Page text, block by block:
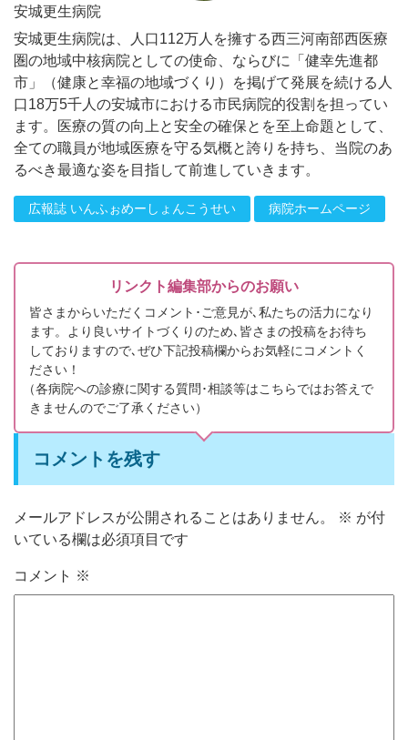
安城更生病院
安城更生病院は、人口112万人を擁する西三河南部西医療
圏の地域中核病院としての使命、ならびに「健幸先進都
市」（健康と幸福の地域づくり）を掲げて発展を続ける人
口18万5千人の安城市における市民病院的役割を担ってい
ます。医療の質の向上と安全の確保とを至上命題として、
全ての職員が地域医療を守る気概と誇りを持ち、当院のあ
るべき最適な姿を目指して前進していきます。
広報誌 いんふぉめーしょんこうせい 病院ホームページ
リンクト編集部からのお願い
皆さまからいただくコメント･ご意見が､私たちの活力になり
ます。より良いサイトづくりのため､皆さまの投稿をお待ち
しておりますので､ぜひ下記投稿欄からお気軽にコメントく
ださい！
（各病院への診療に関する質問･相談等はこちらではお答えで
きませんのでご了承ください）
コメントを残す
メールアドレスが公開されることはありません。 ※ が付
いている欄は必須項目です
コメント ※